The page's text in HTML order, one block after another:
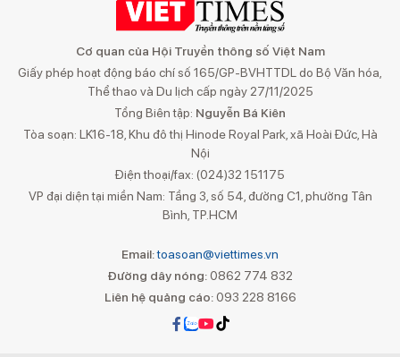
Cơ quan của Hội Truyền thông số Việt Nam
Giấy phép hoạt động báo chí số 165/GP-BVHTTDL do Bộ Văn hóa,
Thể thao và Du lịch cấp ngày 27/11/2025
Tổng Biên tập: Nguyễn Bá Kiên
Tòa soạn: LK16-18, Khu đô thị Hinode Royal Park, xã Hoài Đức, Hà
Nội
Điện thoại/fax: (024)32 151175
VP đại diện tại miền Nam: Tầng 3, số 54, đường C1, phường Tân
Bình, TP.HCM
Email:toasoan@viettimes.vn
Đường dây nóng: 0862 774 832
Liên hệ quảng cáo:093 228 8166